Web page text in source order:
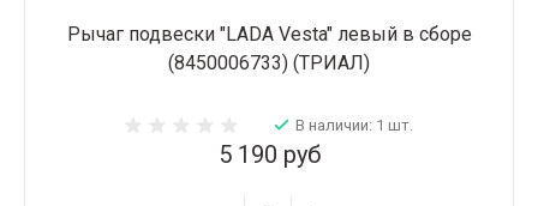
Рычаг подвески "LADA Vesta" левый в сборе
(8450006733) (ТРИАЛ)
В наличии: 1 шт.
5 190 руб